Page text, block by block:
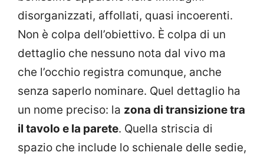
disorganizzati, affollati, quasi incoerenti.
Non è colpa dell’obiettivo. È colpa di un
dettaglio che nessuno nota dal vivo ma
che l’occhio registra comunque, anche
senza saperlo nominare. Quel dettaglio ha
un nome preciso: la zona di transizione tra
il tavolo e la parete. Quella striscia di
spazio che include lo schienale delle sedie,